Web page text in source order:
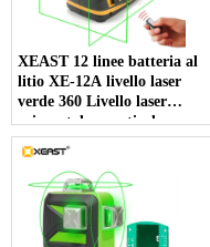
XEAST 12 linee batteria al
litio XE-12A livello laser
verde 360 ​​Livello laser
orizzontale e verticale
autolivellante a croce 3D